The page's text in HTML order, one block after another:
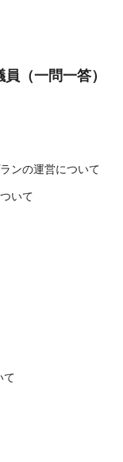
一問一答）
ンの運営について
いて
て